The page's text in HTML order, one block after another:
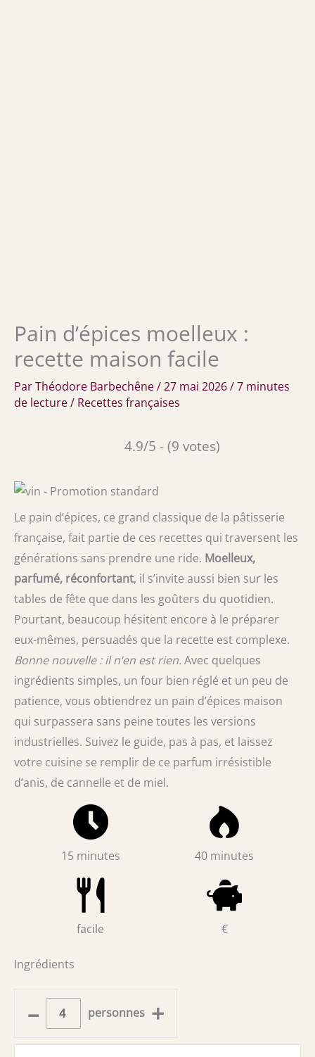
Pain d’épices moelleux :
recette maison facile
ParThéodore Barbechêne/27 mai 2026/7 minutes
de lecture/ Recettes françaises
4.9/5 - (9 votes)
Le pain d’épices, ce grand classique de la pâtisserie
française, fait partie de ces recettes qui traversent les
générations sans prendre une ride. Moelleux,
parfumé, réconfortant, il s’invite aussi bien sur les
tables de fête que dans les goûters du quotidien.
Pourtant, beaucoup hésitent encore à le préparer
eux-mêmes, persuadés que la recette est complexe.
Bonne nouvelle : il n’en est rien. Avec quelques
ingrédients simples, un four bien réglé et un peu de
patience, vous obtiendrez un pain d’épices maison
qui surpassera sans peine toutes les versions
industrielles. Suivez le guide, pas à pas, et laissez
votre cuisine se remplir de ce parfum irrésistible
d’anis, de cannelle et de miel.
15 minutes 40 minutes
facile €
Ingrédients
– personnes +